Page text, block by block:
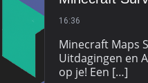
16:36
Minecraft Maps
Uitdagingen en
op je! Een […]